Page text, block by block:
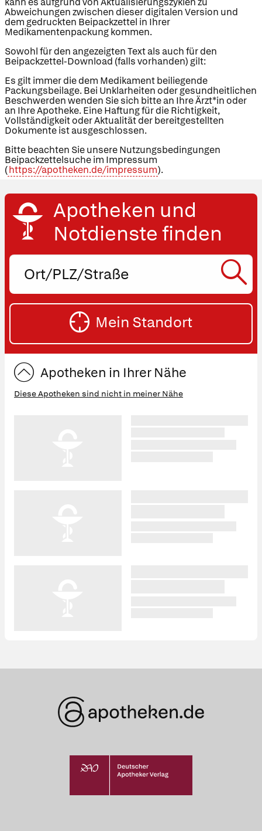
Abweichungen zwischen dieser digitalen Version und
dem gedruckten Beipackzettel in Ihrer
Medikamentenpackung kommen.
Sowohl für den angezeigten Text als auch für den
Beipackzettel-Download (falls vorhanden) gilt:
Es gilt immer die dem Medikament beiliegende
Packungsbeilage. Bei Unklarheiten oder gesundheitlichen
Beschwerden wenden Sie sich bitte an Ihre Ärzt*in oder
an Ihre Apotheke. Eine Haftung für die Richtigkeit,
Vollständigkeit oder Aktualität der bereitgestellten
Dokumente ist ausgeschlossen.
Bitte beachten Sie unsere Nutzungsbedingungen
Beipackzettelsuche im Impressum
(https://apotheken.de/impressum).
Apotheken und
Notdienste finden
Ort,
oder
Straße
Mein Standort
Apotheken in Ihrer Nähe
Diese Apotheken sind nicht in meiner Nähe